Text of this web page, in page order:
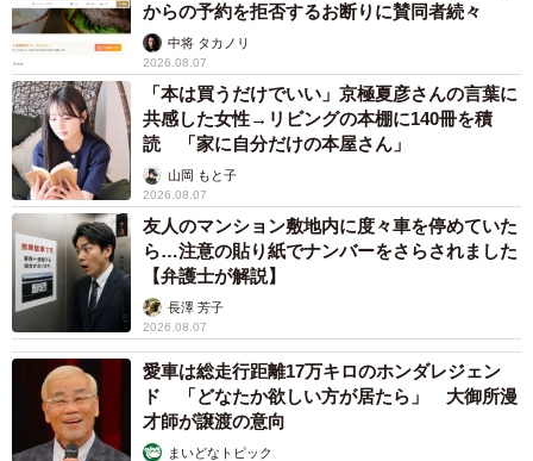
からの予約を拒否するお断りに賛同者続々
中将 タカノリ
2026.08.07
「本は買うだけでいい」京極夏彦さんの言葉に
共感した女性→リビングの本棚に140冊を積
読 「家に自分だけの本屋さん」
山岡 もと子
2026.08.07
友人のマンション敷地内に度々車を停めていた
ら…注意の貼り紙でナンバーをさらされました
【弁護士が解説】
長澤 芳子
2026.08.07
愛車は総走行距離17万キロのホンダレジェン
ド 「どなたか欲しい方が居たら」 大御所漫
才師が譲渡の意向
まいどなトピック